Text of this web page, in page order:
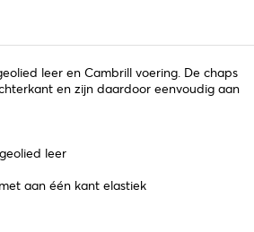
leer en Cambrill voering. De chaps
en zijn daardoor eenvoudig aan
leer
aan één kant elastiek